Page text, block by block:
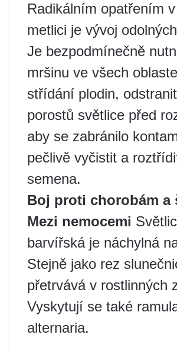
Radikálním opatřením
metlici je vývoj
Je bezpodmínečně
mršinu ve všech
střídání plodin,
porostů světlice před
aby se zabránilo
pečlivě vyčistit a
semena.
Boj proti chorobám a
Mezi nemocemi
barvířská je náchylná
Stejně jako rez
přetrvává v rostlinných
Vyskytují se také
alternaria.